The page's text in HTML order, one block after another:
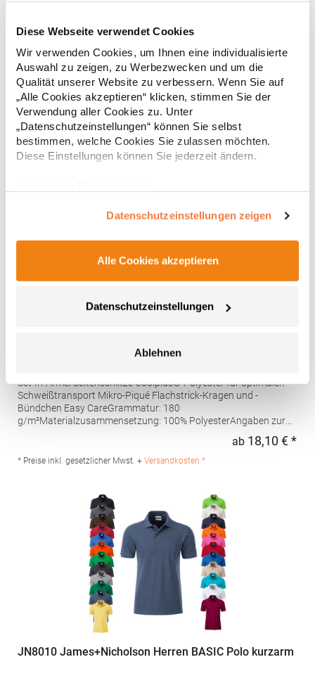
Diese Webseite verwendet Cookies
Wir verwenden Cookies, um Ihnen eine individualisierte
Auswahl zu zeigen, zu Werbezwecken und um die
Qualität unserer Website zu verbessern. Wenn Sie auf
„Alle Cookies akzeptieren“ klicken, stimmen Sie der
Verwendung aller Cookies zu. Unter
„Datenschutzeinstellungen“ können Sie selbst
bestimmen, welche Cookies Sie zulassen möchten.
Diese Einstellungen können Sie jederzeit ändern.
Datenschutzeinstellungen zeigen
Alle Cookies akzeptieren
Datenschutzeinstellungen
Ablehnen
Strapazierfähiges Polohemd aus Mischgewebe Overlock-Nähte
mit Polyfilm für Formstabilität Flachstrick-Kragen und
Ärmelbündchen in Rippstrick Doppelnähte an Schultern
Verstärkte Nähte an stark beanspruchten Stellen Neutrales
Etikett im Kragen für die einfache Veredelung/Personalisierung
Verstärkte Knopfleiste mit drei Knöpfen Aufgesetzte
Brusttasche mit Knopfverschluss Verstärkte Seitenschlitze
Eigenschaften, Atmungsaktivität und Verzugkontrolle Weicher,
auf der linken BrustseiteGrammatur: 200
BaumwolleAngaben zur Produktsicherheit: Herst.-Nr.:
R312XHersteller: Result Clothing Ltd. Narcisova 1 821 01
Bratislava Slowakei E-Mail: sales@resultclothing.com
ab16,05 € *
* Preise inkl. gesetzlicher Mwst. +Versandkosten *
W475 Henbury Herren Coolplus®
Set-In-Ärmel Seitenschlitze Coolplus®-Polyester für optimalen
Schweißtransport Mikro-Piqué Flachstrick-Kragen und -
Bündchen Easy CareGrammatur: 180
g/m²Materialzusammensetzung: 100% PolyesterAngaben zur
Kingsfordweg 151 1043GR Amsterdam Niederlande E-Mail:
marketing@henbury.com
ab 18,10 € *
* Preise inkl. gesetzlicher Mwst. + Versandkosten *
JN8010 James+Nicholson Herren BASIC Polo kurzarm